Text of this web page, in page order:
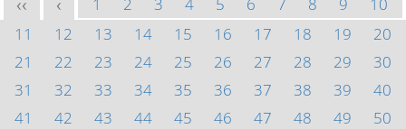
<< <
11
12 13 14 15 16 17 18 19
20
21
22 23 24 25 26 27 28 29
30
31
32 33 34 35 36 37 38 39
40
41
42 43 44 45 46 47 48 49
50